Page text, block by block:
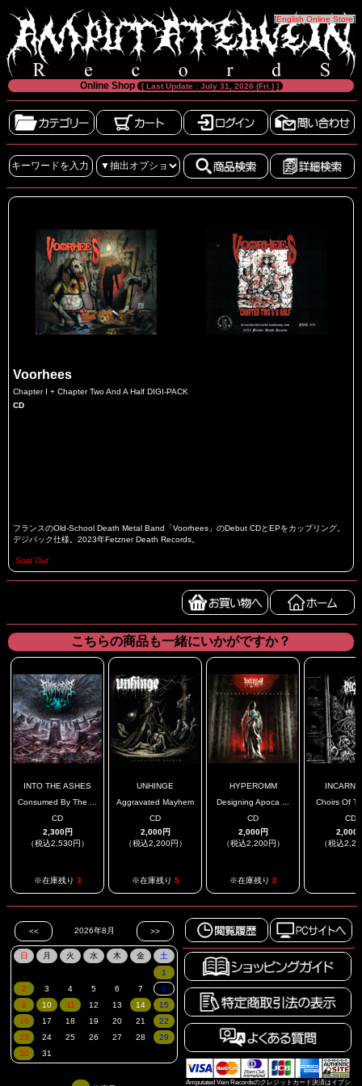
[English Online Store]
Online Shop [ Last Update : July 31, 2026 (Fri.) ]
Voorhees
Chapter I + Chapter Two And A Half DIGI-PACK
CD
フランスのOld-School Death Metal Band「Voorhees」のDebut CDとEPをカップリング。
デジパック仕様。2023年Fetzner Death Records。
Sold Out
こちらの商品も一緒にいかがですか？
INTO THE ASHES
Consumed By The ...
CD
2,300円
（税込2,530円）
※在庫残り 3
UNHINGE
Aggravated Mayhem
CD
2,000円
（税込2,200円）
※在庫残り 5
HYPEROMM
Designing Apoca ...
CD
2,000円
（税込2,200円）
※在庫残り 2
Choirs Of
CD
2,000
（税込
Amputated Vein Recordsのクレジットカード決済はイプシ